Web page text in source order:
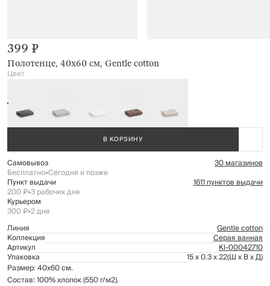
Полотенце, 40х60 см, Gentle cotton
399 ₽
Цвет
В КОРЗИНУ
Самовывоз 30 магазинов
Бесплатно•Сегодня и позже
Пункт выдачи 1611 пунктов выдачи
200 ₽•3 рабочих дня
Курьером
300 ₽•2 дня
Линия
Gentle cotton
Коллекция Серая ванная
Артикул Kl-00042710
Упаковка 15 x 0.3 x 22(Ш x В x Д)
Размер: 40х60 см.
Состав: 100% хлопок (550 г/м2).